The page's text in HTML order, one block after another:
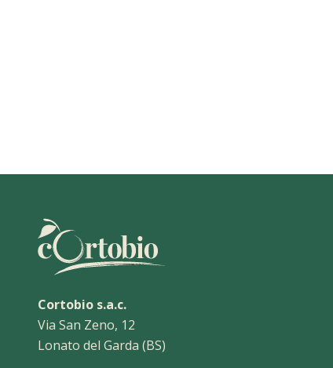
Cortobio s.a.c.
Via San Zeno, 12
Lonato del Garda (BS)